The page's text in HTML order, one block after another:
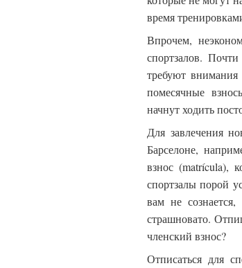
время
Впрочем,
спортзалов.
требуют
помесячные
начнут ходить
Для завлечения
Барселоне,
взнос (matrícula),
спортзалы порой
вам не
страшновато.
членский взнос?
Отписаться для